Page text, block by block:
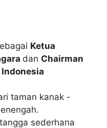
Ketua
dan Chairman
taman kanak -
sederhana